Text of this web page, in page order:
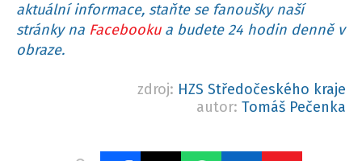
aktuální informace, staňte se fanoušky naší
stránky na Facebookua budete 24 hodin denně v
obraze.
zdroj: HZS Středočeského kraje
autor: Tomáš Pečenka